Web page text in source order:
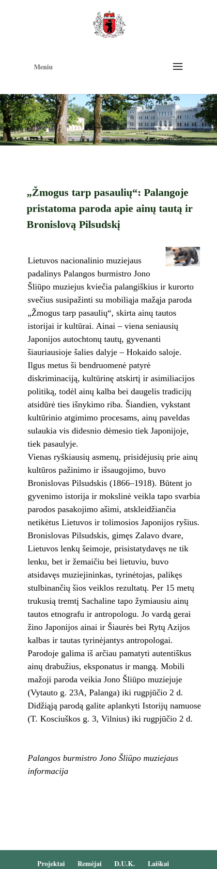
Meniu
„Žmogus tarp pasaulių“: Palangoje
pristatoma paroda apie ainų tautą ir
Bronislovą Pilsudskį
Lietuvos nacionalinio muziejaus
padalinys Palangos burmistro Jono
Šliūpo muziejus kviečia palangiškius ir kurorto
svečius susipažinti su mobiliąja mažąja paroda
„Žmogus tarp pasaulių“, skirta ainų tautos
istorijai ir kultūrai. Ainai – viena seniausių
Japonijos autochtonų tautų, gyvenanti
šiauriausioje šalies dalyje – Hokaido saloje.
Ilgus metus ši bendruomenė patyrė
diskriminaciją, kultūrinę atskirtį ir asimiliacijos
politiką, todėl ainų kalba bei daugelis tradicijų
atsidūrė ties išnykimo riba. Šiandien, vykstant
kultūrinio atgimimo procesams, ainų paveldas
sulaukia vis didesnio dėmesio tiek Japonijoje,
tiek pasaulyje.
Vienas ryškiausių asmenų, prisidėjusių prie ainų
kultūros pažinimo ir išsaugojimo, buvo
Bronislovas Pilsudskis (1866–1918). Būtent jo
gyvenimo istorija ir mokslinė veikla tapo svarbia
parodos pasakojimo ašimi, atskleidžiančia
netikėtus Lietuvos ir tolimosios Japonijos ryšius.
Bronislovas Pilsudskis, gimęs Zalavo dvare,
Lietuvos lenkų šeimoje, prisistatydavęs ne tik
lenku, bet ir žemaičiu bei lietuviu, buvo
atsidavęs muziejininkas, tyrinėtojas, palikęs
stulbinančių šios veiklos rezultatų. Per 15 metų
trukusią tremtį Sachaline tapo žymiausiu ainų
tautos etnografu ir antropologu. Jo vardą gerai
žino Japonijos ainai ir Šiaurės bei Rytų Azijos
kalbas ir tautas tyrinėjantys antropologai.
Parodoje galima iš arčiau pamatyti autentiškus
ainų drabužius, eksponatus ir mangą. Mobili
mažoji paroda veikia Jono Šliūpo muziejuje
(Vytauto g. 23A, Palanga) iki rugpjūčio 2 d.
Didžiąją parodą galite aplankyti Istorijų namuose
(T. Kosciuškos g. 3, Vilnius) iki rugpjūčio 2 d.
Palangos burmistro Jono Šliūpo muziejaus
informacija
Projektai Remėjai D.U.K. Laiškai